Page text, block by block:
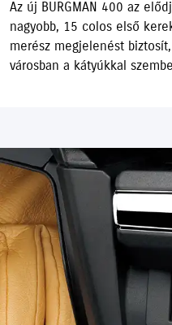
Az új BURGMAN 400 az
nagyobb, 15 colos első
merész megjelenést
városban a kátyúkkal